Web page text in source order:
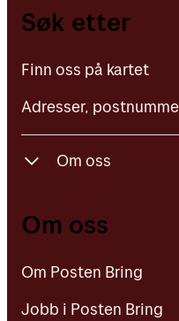
Finn oss på kartet
Søk etter
Finn oss på kartet
Adresser,
Om oss
Om oss
Om Posten Bring
Jobb i Posten Bring